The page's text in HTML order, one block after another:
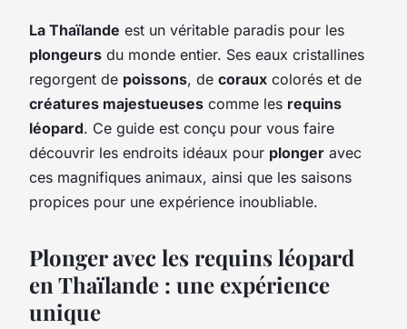
La Thaïlande est un véritable paradis pour les
plongeurs du monde entier. Ses eaux cristallines
regorgent de poissons, de coraux colorés et de
créatures majestueuses comme les requins
léopard. Ce guide est conçu pour vous faire
découvrir les endroits idéaux pour plonger avec
ces magnifiques animaux, ainsi que les saisons
propices pour une expérience inoubliable.
Plonger avec les requins léopard
en Thaïlande : une expérience
unique